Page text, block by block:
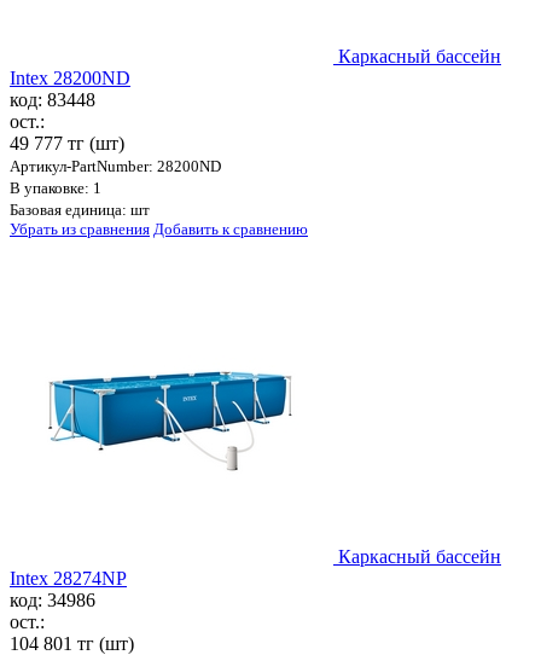
Каркасный бассейн
Intex 28200ND
код: 83448
ост.:
49 777 тг (шт)
Артикул-PartNumber: 28200ND
В упаковке: 1
Базовая единица: шт
Убрать из сравнения Добавить к сравнению
Каркасный бассейн
Intex 28274NP
код: 34986
ост.:
104 801 тг (шт)